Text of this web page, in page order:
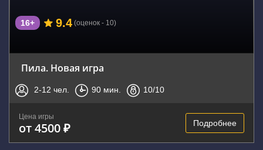
16+ 9.4 (оценок - 10)
Пила. Новая игра
2-12 чел. 90 мин. 10/10
Цена игры
от 4500 ₽ Подробнее